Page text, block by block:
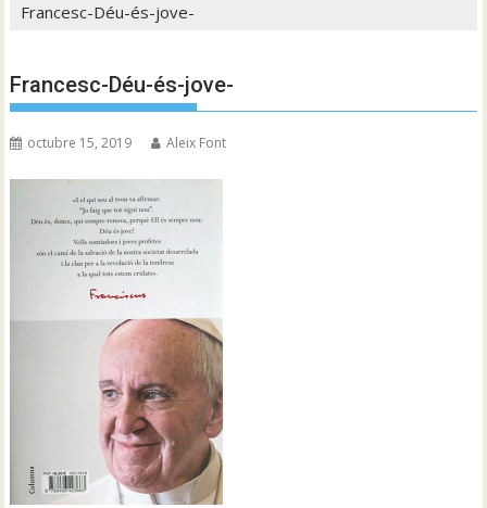
Francesc-Déu-és-jove-
Francesc-Déu-és-jove-
octubre 15, 2019 Aleix Font